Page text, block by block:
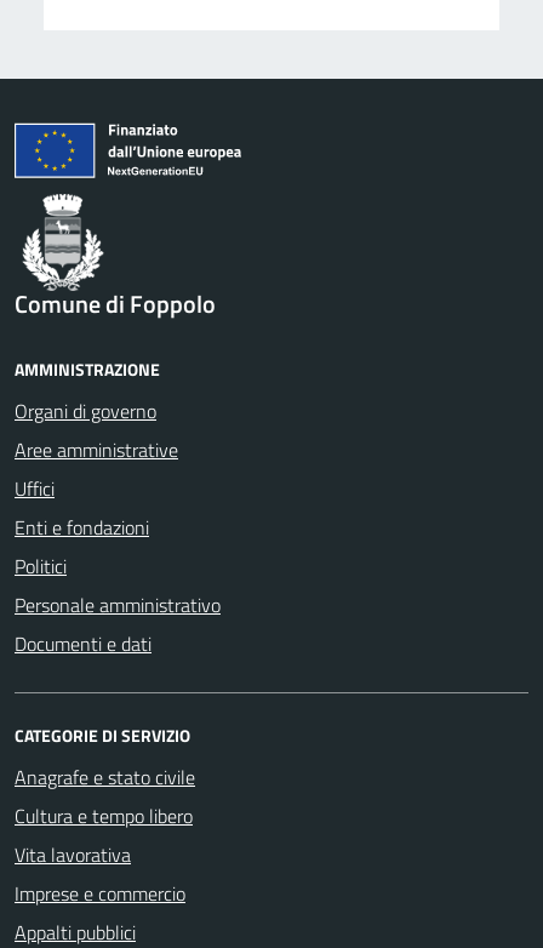
Comune di Foppolo
AMMINISTRAZIONE
Organi di governo
Aree amministrative
Uffici
Enti e fondazioni
Politici
Personale amministrativo
Documenti e dati
CATEGORIE DI SERVIZIO
Anagrafe e stato civile
Cultura e tempo libero
Vita lavorativa
Imprese e commercio
Appalti pubblici